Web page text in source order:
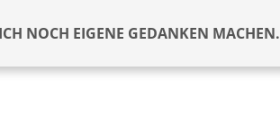
NOCH EIGENE GEDANKEN MACHEN.